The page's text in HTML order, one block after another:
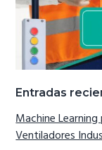
Entradas
Machine
Ventiladores